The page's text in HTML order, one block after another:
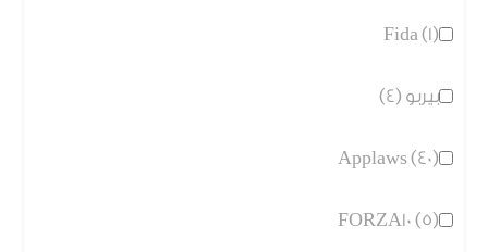
Fida (1)
بيربو (4)
Applaws (40)
FORZA10 (5)